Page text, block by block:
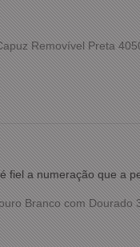
Removível Preta
fiel a numeração que a
Branco com Dourado